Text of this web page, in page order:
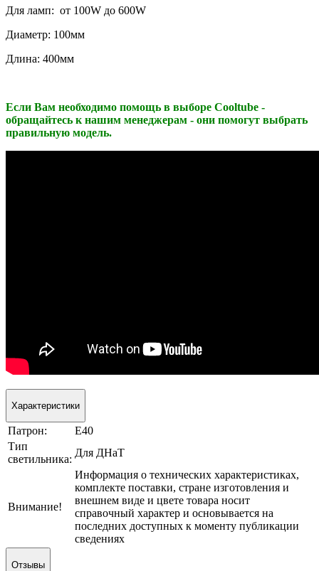
Для ламп: от 100W до 600W
Диаметр: 100мм
Длина: 400мм
Если Вам необходимо помощь в выборе Cooltube -
обращайтесь к нашим менеджерам - они помогут выбрать
правильную модель.
Характеристики
Патрон:
E40
Тип
светильника:
Для ДНаТ
Внимание!
Информация о технических характеристиках,
комплекте поставки, стране изготовления и
внешнем виде и цвете товара носит
справочный характер и основывается на
последних доступных к моменту публикации
сведениях
Отзывы